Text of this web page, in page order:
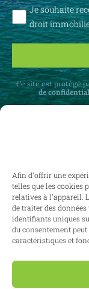
Afin d'offrir une
telles que les cookies
relatives à l'appareil.
de traiter des
identifiants uniques
du consentement
caractéristiques et
Je souhaite
droit
Ce site est protégé
de
Recevez
droit